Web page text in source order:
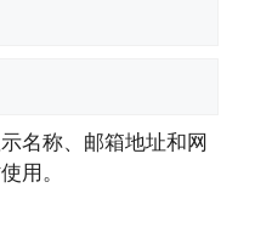
名称、邮箱地址和网
用。